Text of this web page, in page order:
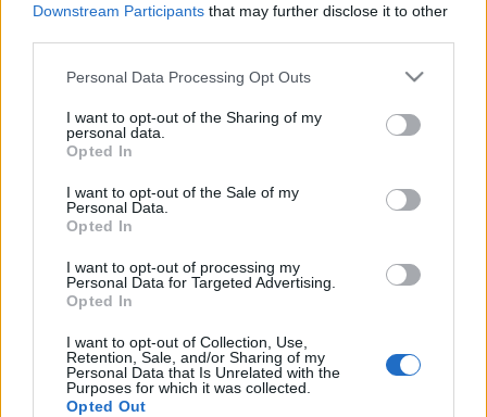
Downstream Participants that may further disclose it to other
Please note that this website/app uses one or more Google
not limited to your visit or usage behaviour. You may click to
grant or deny consent to Google and its third-party tags to
use your data for below specified purposes in below Google
consent section.
Personal Data Processing Opt Outs
I want to opt-out of the Sharing of my
personal data.
Opted In
I want to opt-out of the Sale of my
Personal Data.
Opted In
I want to opt-out of processing my
Personal Data for Targeted Advertising.
Opted In
I want to opt-out of Collection, Use,
Retention, Sale, and/or Sharing of my
Personal Data that Is Unrelated with the
Purposes for which it was collected.
Opted Out
érdekel:agency@actualart.hu
legyél).
Címkék:munka hajó bűvész bűvészet munkalehetőség
Ajánlott bejegyzések: